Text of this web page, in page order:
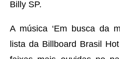
Billy SP.
A música ‘Em busca da
lista da Billboard Brasil